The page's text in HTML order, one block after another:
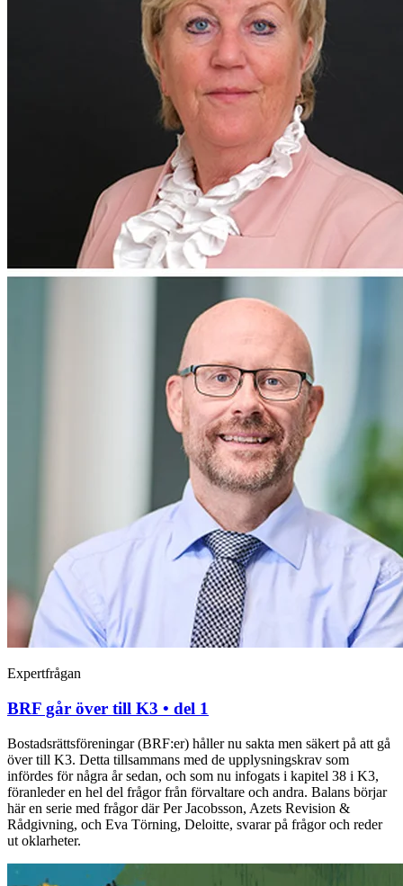
Expertfrågan
BRF går över till K3 • del 1
Bostadsrättsföreningar (BRF:er) håller nu sakta men säkert på att gå
över till K3. Detta tillsammans med de upplysningskrav som
infördes för några år sedan, och som nu infogats i kapitel 38 i K3,
föranleder en hel del frågor från förvaltare och andra. Balans börjar
här en serie med frågor där Per Jacobsson, Azets Revision &
Rådgivning, och Eva Törning, Deloitte, svarar på frågor och reder
ut oklarheter.